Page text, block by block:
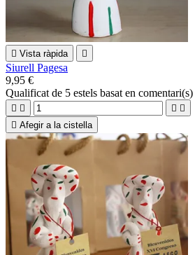
 Vista ràpida 
Siurell Pagesa
9,95 €
Qualificat de 5 estels basat en comentari(s)
   
 Afegir a la cistella